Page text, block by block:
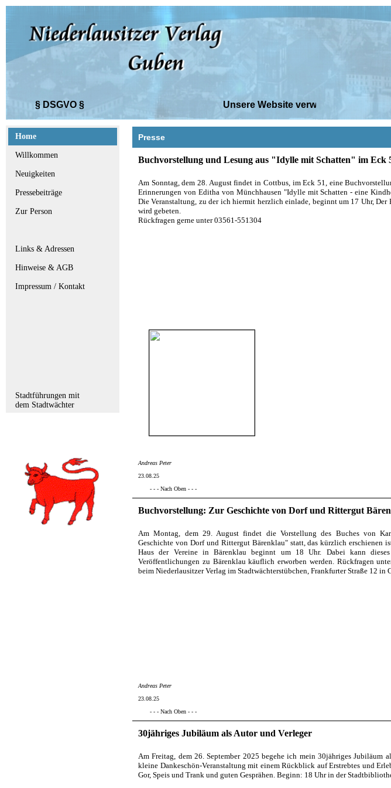
Home
Willkommen
Neuigkeiten
Pressebeiträge
Zur Person
Links & Adressen
Hinweise & AGB
Impressum / Kontakt
Stadtführungen mit
dem Stadtwächter
Unsere Website verwendet keine
§ DSGVO §
Presse
Buchvorstellung und Lesung aus "Idylle mit Schatten" im Eck
Am Sonntag, dem 28. August findet in Cottbus, im Eck 51, eine
Erinnerungen von Editha von Münchhausen "Idylle mit Schatten - eine
Die Veranstaltung, zu der ich hiermit herzlich einlade, beginnt um 17 Uhr, Der
wird gebeten.
Rückfragen gerne unter 03561-551304
Andreas Peter
23.08.25
- - - Nach Oben - - -
Buchvorstellung: Zur Geschichte von Dorf und Rittergut
Am Montag, dem 29. August findet die Vorstellung des Buches von
Geschichte von Dorf und Rittergut Bärenklau" statt, das kürzlich erschienen
Haus der Vereine in Bärenklau beginnt um 18 Uhr. Dabei kann
Veröffentlichungen zu Bärenklau käuflich erworben werden. Rückfragen
beim Niederlausitzer Verlag im Stadtwächterstübchen, Frankfurter Straße 12 in
Andreas Peter
23.08.25
- - - Nach Oben - - -
30jähriges Jubiläum als Autor und Verleger
Am Freitag, dem 26. September 2025 begehe ich mein 30jähriges
kleine Dankeschön-Veranstaltung mit einem Rückblick auf Erstrebtes und
Gor, Speis und Trank und guten Gesprähen. Beginn: 18 Uhr in der